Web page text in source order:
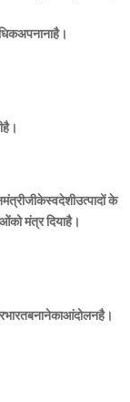
उत्पादों के
को मंत्र दियाहै।